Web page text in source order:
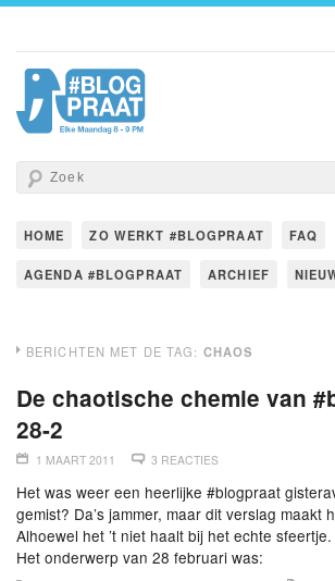
HOME ZO WERKT #BLOGPRAAT FAQ
AGENDA #BLOGPRAAT ARCHIEF
BERICHTEN MET DE TAG: CHAOS
De chaotische chemie van
28-2
1 MAART 2011 3 REACTIES
Het was weer een heerlijke #blogpraat
gemist? Da’s jammer, maar dit verslag maakt
Alhoewel het ’t niet haalt bij het echte
Het onderwerp van 28 februari was: